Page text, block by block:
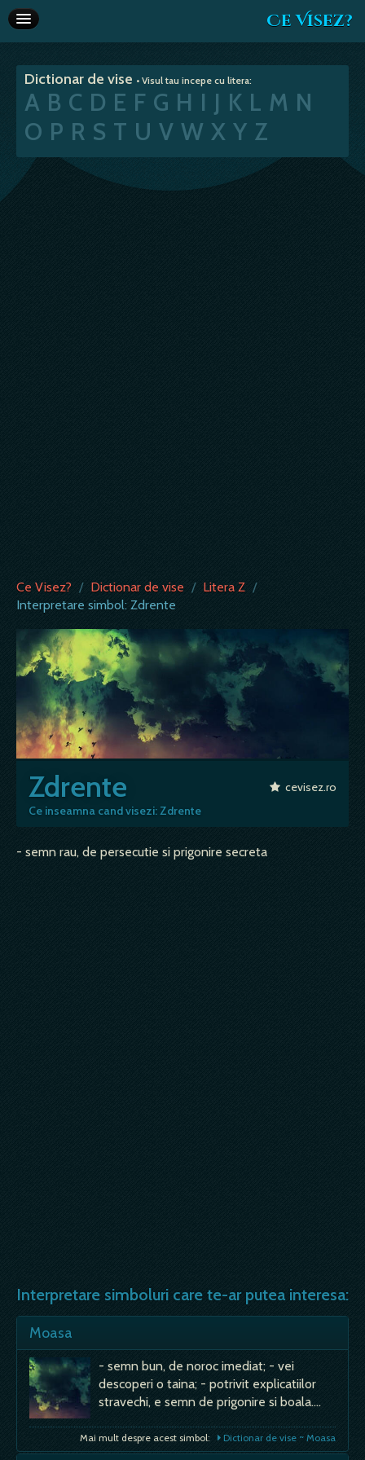
Ce Visez?
Interpretare vise
Articole
Va recomandam
Dictionar de vise • Visul tau incepe cu litera:
A B C D E F G H I J K L M N
O P R S T U V W X Y Z
Ce Visez? / Dictionar de vise / Litera Z /
Interpretare simbol: Zdrente
Zdrente
Ce inseamna cand visezi: Zdrente
cevisez.ro
- semn rau, de persecutie si prigonire secreta
Interpretare simboluri care te-ar putea interesa:
Moasa
- semn bun, de noroc imediat; - vei
descoperi o taina; - potrivit explicatiilor
stravechi, e semn de prigonire si boala.…
Mai mult despre acest simbol: Dictionar de vise ~ Moasa